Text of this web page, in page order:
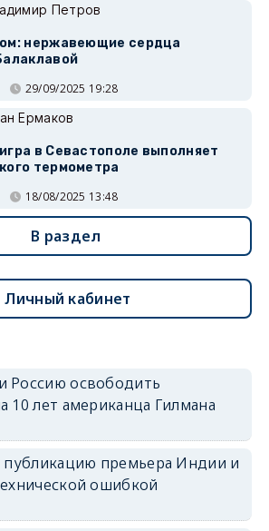
Петров
нержавеющие сердца
29/09/2025 19:28
Ермаков
в Севастополе выполняет
термометра
18/08/2025 13:48
В раздел
Личный кабинет
Россию освободить
10 лет американца Гилмана
публикацию премьера Индии и
ошибкой